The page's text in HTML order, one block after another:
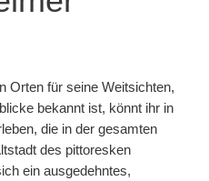
Orten für seine Weitsichten,
bekannt ist, könnt ihr in
die in der gesamten
des pittoresken
ein ausgedehntes,